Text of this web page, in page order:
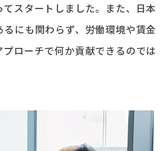
スタートしました。また、日本
にも関わらず、労働環境や賃金
ローチで何か貢献できるのでは